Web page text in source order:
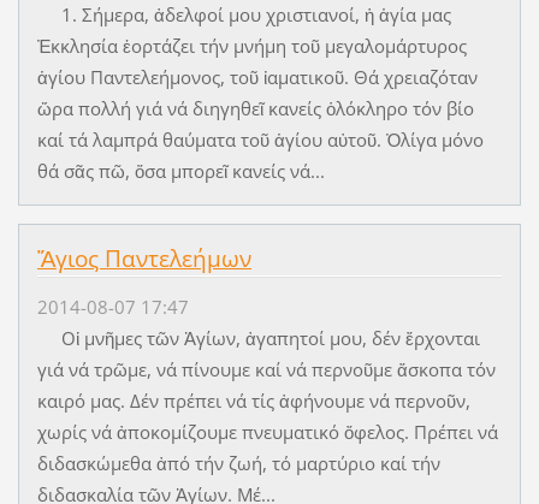
1. Σήμερα, ἀδελφοί μου χριστιανοί, ἡ ἁγία μας
Ἐκκλησία ἑορτάζει τήν μνήμη τοῦ μεγαλομάρτυρος
ἁγίου Παντελεήμονος, τοῦ ἰαματικοῦ. Θά χρειαζόταν
ὥρα πολλή γιά νά διηγηθεῖ κανείς ὁλόκληρο τόν βίο
καί τά λαμπρά θαύματα τοῦ ἁγίου αὐτοῦ. Ὀλίγα μόνο
θά σᾶς πῶ, ὅσα μπορεῖ κανείς νά...
Ἅγιος Παντελεήμων
2014-08-07 17:47
Οἱ μνῆμες τῶν Ἁγίων, ἀγαπητοί μου, δέν ἔρχονται
γιά νά τρῶμε, νά πίνουμε καί νά περνοῦμε ἄσκοπα τόν
καιρό μας. Δέν πρέπει νά τίς ἀφήνουμε νά περνοῦν,
χωρίς νά ἀποκομίζουμε πνευματικό ὄφελος. Πρέπει νά
διδασκώμεθα ἀπό τήν ζωή, τό μαρτύριο καί τήν
διδασκαλία τῶν Ἁγίων. Μέ...